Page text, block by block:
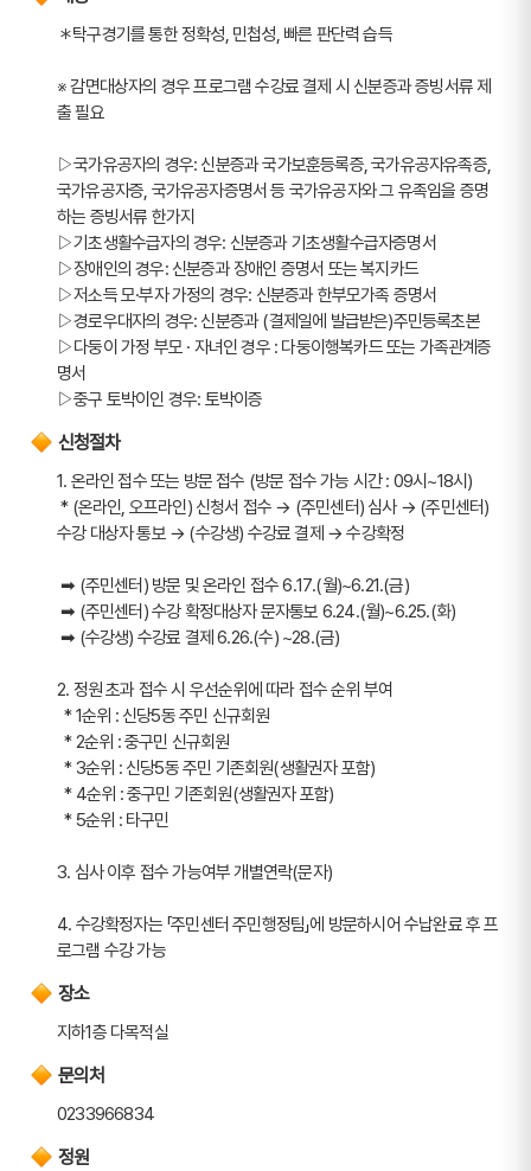
＊탁구경기를 통한 정확성, 민첩성, 빠른 판단력 습득
※ 감면대상자의 경우 프로그램 수강료 결제 시 신분증과 증빙서류 제
출 필요
▷국가유공자의 경우: 신분증과 국가보훈등록증, 국가유공자유족증,
국가유공자증, 국가유공자증명서 등 국가유공자와 그 유족임을 증명
하는 증빙서류 한가지
▷기초생활수급자의 경우: 신분증과 기초생활수급자증명서
▷장애인의 경우: 신분증과 장애인 증명서 또는 복지카드
▷저소득 모·부자 가정의 경우: 신분증과 한부모가족 증명서
▷경로우대자의 경우: 신분증과 (결제일에 발급받은)주민등록초본
▷다둥이 가정 부모 · 자녀인 경우 : 다둥이행복카드 또는 가족관계증
명서
▷중구 토박이인 경우: 토박이증
신청절차
1. 온라인 접수 또는 방문 접수 (방문 접수 가능 시간 : 09시~18시)
* (온라인, 오프라인) 신청서 접수 → (주민센터) 심사 → (주민센터)
수강 대상자 통보 → (수강생) 수강료 결제 → 수강확정
➡ (주민센터) 방문 및 온라인 접수 6.17.(월)~6.21.(금)
➡ (주민센터) 수강 확정대상자 문자통보 6.24.(월)~6.25.(화)
➡ (수강생) 수강료 결제 6.26.(수) ~28.(금)
2. 정원 초과 접수 시 우선순위에 따라 접수 순위 부여
  * 1순위 : 신당5동 주민 신규회원
  * 2순위 : 중구민 신규회원
  * 3순위 : 신당5동 주민 기존회원(생활권자 포함)
  * 4순위 : 중구민 기존회원(생활권자 포함)
  * 5순위 : 타구민
3. 심사 이후 접수 가능여부 개별연락(문자)
4. 수강확정자는 「주민센터 주민행정팀」에 방문하시어 수납완료 후 프
로그램 수강 가능
장소
지하1층 다목적실
문의처
0233966834
정원